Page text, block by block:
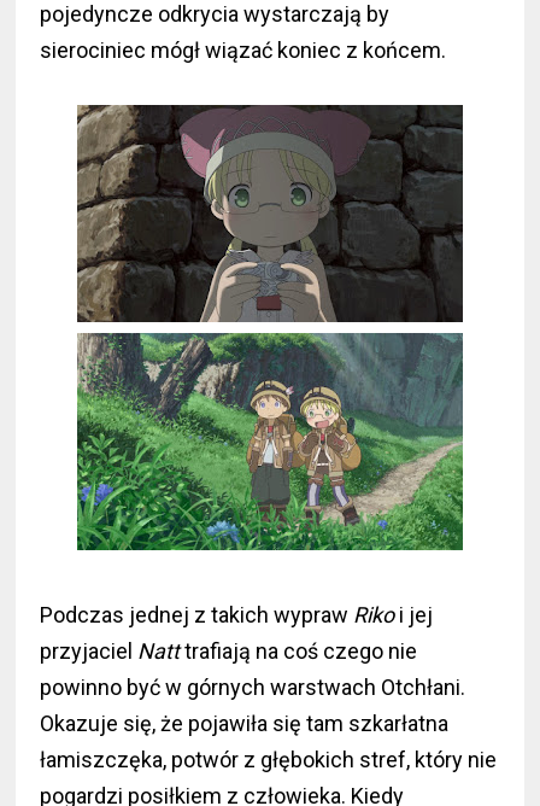
pojedyncze odkrycia wystarczają by
sierociniec mógł wiązać koniec z końcem.
Podczas jednej z takich wypraw Rikoi jej
przyjaciel Natttrafiają na coś czego nie
powinno być w górnych warstwach Otchłani.
Okazuje się, że pojawiła się tam szkarłatna
łamiszczęka, potwór z głębokich stref, który nie
pogardzi posiłkiem z człowieka. Kiedy